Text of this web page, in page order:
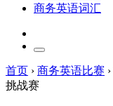
商务英语词汇
首页 › 商务英语比赛 ›
挑战赛